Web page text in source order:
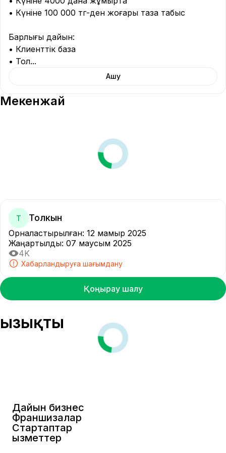
• Күніне 100 000 тг-ден жоғары таза табыс
Барлығы дайын:
• Клиенттік база
• Тол...
Ашу
Мекенжай
Т Толкын
Орналастырылған: 12 мамыр 2025
Жаңартылды: 07 маусым 2025
4K
Хабарландыруға шағымдану
Қоңырау шалу
Қызықты
Дайын бизнес
Франшизалар
Стартаптар
Қызметтер